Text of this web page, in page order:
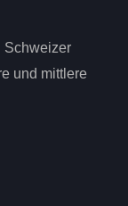
Schweizer
und mittlere